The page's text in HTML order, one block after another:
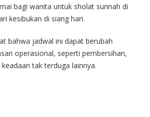
bagi wanita untuk sholat sunnah di
kesibukan di siang hari.
bahwa jadwal ini dapat berubah
operasional, seperti pembersihan,
tak terduga lainnya.